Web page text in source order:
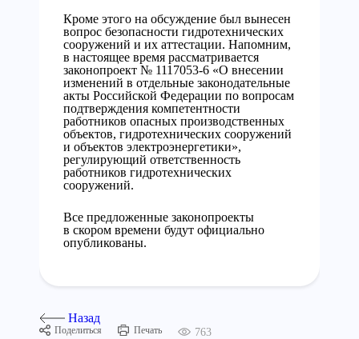
Кроме этого на обсуждение был вынесен
вопрос безопасности гидротехнических
сооружений и их аттестации. Напомним,
в настоящее время рассматривается
законопроект № 1117053-6 «О внесении
изменений в отдельные законодательные
акты Российской Федерации по вопросам
подтверждения компетентности
работников опасных производственных
объектов, гидротехнических сооружений
и объектов электроэнергетики»,
регулирующий ответственность
работников гидротехнических
сооружений.
Все предложенные законопроекты
в скором времени будут официально
опубликованы.
Назад
Поделиться Печать 763